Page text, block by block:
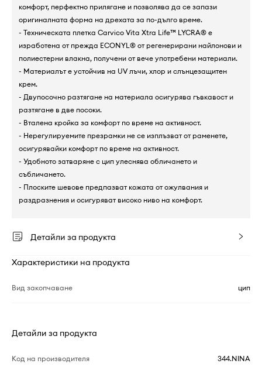
комфорт, перфектно прилягане и позволява да се запази
оригиналната форма на дрехата за по-дълго време.
- Техническата плетка Carvico Vita Xtra Life™ LYCRA® е
изработена от прежда ECONYL® от регенерирани найлонови и
полиестерни влакна, получени от вече употребени материали.
- Материалът е устойчив на UV лъчи, хлор и слънцезащитен
крем.
- Двупосочно разтягане на материала осигурява гъвкавост и
разтягане в две посоки.
- Вталена кройка за комфорт по време на активност.
- Нерегулируемите презрамки не се изплъзват от раменете,
осигурявайки комфорт по време на активност.
- Удобното затваряне с цип улеснява обличането и
събличането.
- Плоските шевове предпазват кожата от ожулвания и
раздразнения и осигуряват високо ниво на комфорт.
Детайли за продукта
Характеристики на продукта
Вид закопчаване цип
Детайли за продукта
Код на производителя 344.NINA